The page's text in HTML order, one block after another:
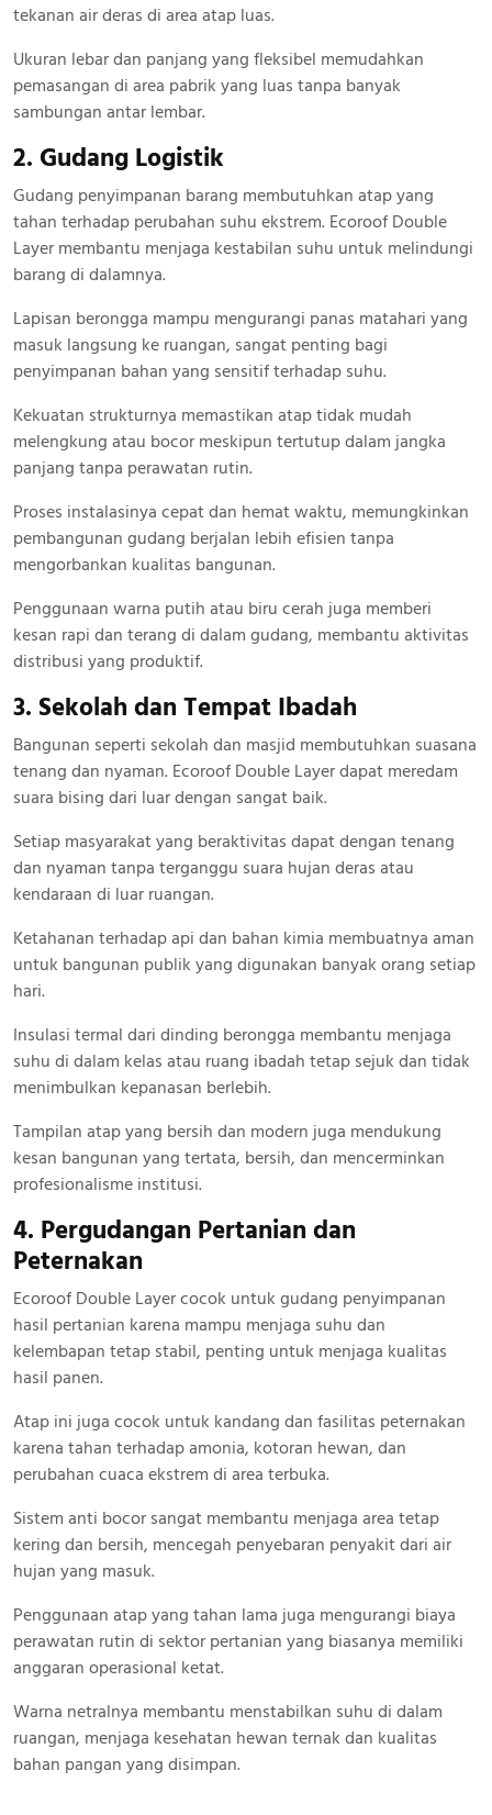
tekanan air deras di area atap luas.
Ukuran lebar dan panjang yang fleksibel memudahkan
pemasangan di area pabrik yang luas tanpa banyak
sambungan antar lembar.
2. Gudang Logistik
Gudang penyimpanan barang membutuhkan atap yang
tahan terhadap perubahan suhu ekstrem. Ecoroof Double
Layer membantu menjaga kestabilan suhu untuk melindungi
barang di dalamnya.
Lapisan berongga mampu mengurangi panas matahari yang
masuk langsung ke ruangan, sangat penting bagi
penyimpanan bahan yang sensitif terhadap suhu.
Kekuatan strukturnya memastikan atap tidak mudah
melengkung atau bocor meskipun tertutup dalam jangka
panjang tanpa perawatan rutin.
Proses instalasinya cepat dan hemat waktu, memungkinkan
pembangunan gudang berjalan lebih efisien tanpa
mengorbankan kualitas bangunan.
Penggunaan warna putih atau biru cerah juga memberi
kesan rapi dan terang di dalam gudang, membantu aktivitas
distribusi yang produktif.
3. Sekolah dan Tempat Ibadah
Bangunan seperti sekolah dan masjid membutuhkan suasana
tenang dan nyaman. Ecoroof Double Layer dapat meredam
suara bising dari luar dengan sangat baik.
Setiap masyarakat yang beraktivitas dapat dengan tenang
dan nyaman tanpa terganggu suara hujan deras atau
kendaraan di luar ruangan.
Ketahanan terhadap api dan bahan kimia membuatnya aman
untuk bangunan publik yang digunakan banyak orang setiap
hari.
Insulasi termal dari dinding berongga membantu menjaga
suhu di dalam kelas atau ruang ibadah tetap sejuk dan tidak
menimbulkan kepanasan berlebih.
Tampilan atap yang bersih dan modern juga mendukung
kesan bangunan yang tertata, bersih, dan mencerminkan
profesionalisme institusi.
4. Pergudangan Pertanian dan
Peternakan
Ecoroof Double Layer cocok untuk gudang penyimpanan
hasil pertanian karena mampu menjaga suhu dan
kelembapan tetap stabil, penting untuk menjaga kualitas
hasil panen.
Atap ini juga cocok untuk kandang dan fasilitas peternakan
karena tahan terhadap amonia, kotoran hewan, dan
perubahan cuaca ekstrem di area terbuka.
Sistem anti bocor sangat membantu menjaga area tetap
kering dan bersih, mencegah penyebaran penyakit dari air
hujan yang masuk.
Penggunaan atap yang tahan lama juga mengurangi biaya
perawatan rutin di sektor pertanian yang biasanya memiliki
anggaran operasional ketat.
Warna netralnya membantu menstabilkan suhu di dalam
ruangan, menjaga kesehatan hewan ternak dan kualitas
bahan pangan yang disimpan.